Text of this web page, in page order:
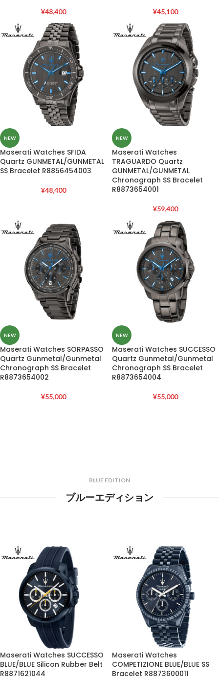
¥48,400 ¥45,100
NEW
Maserati Watches SFIDA
Quartz GUNMETAL/GUNMETAL
SS Bracelet R8856454003
¥48,400
NEW
Maserati Watches
TRAGUARDO Quartz
GUNMETAL/GUNMETAL
Chronograph SS Bracelet
R8873654001
¥59,400
NEW
Maserati Watches SORPASSO
Quartz Gunmetal/Gunmetal
Chronograph SS Bracelet
R8873654002
¥55,000
NEW
Maserati Watches SUCCESSO
Quartz Gunmetal/Gunmetal
Chronograph SS Bracelet
R8873654004
¥55,000
BLUE EDITION
ブルーエディション
Maserati Watches SUCCESSO
BLUE/BLUE Silicon Rubber Belt
R8871621044
Maserati Watches
COMPETIZIONE BLUE/BLUE SS
Bracelet R8873600011